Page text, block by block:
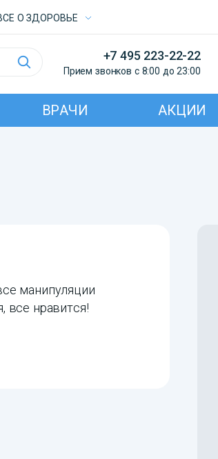
О ЗДОРОВЬЕ
+7 495 223-22-22
Прием звонков с 8:00 до 23:00
ВРАЧИ АКЦИИ
манипуляции
все нравится!